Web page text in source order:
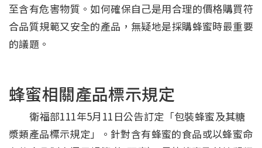
至含有危害物質。如何確保自己是用合理的價格購買符
合品質規範又安全的產品，無疑地是採購蜂蜜時最重要
的議題。
蜂蜜相關產品標示規定
衛福部111年5月11日公告訂定「包裝蜂蜜及其糖
漿類產品標示規定」。針對含有蜂蜜的食品或以蜂蜜命